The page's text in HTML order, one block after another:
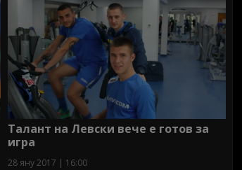
Талант на Левски вече е готов за
игра
28 яну 2017 | 16:00